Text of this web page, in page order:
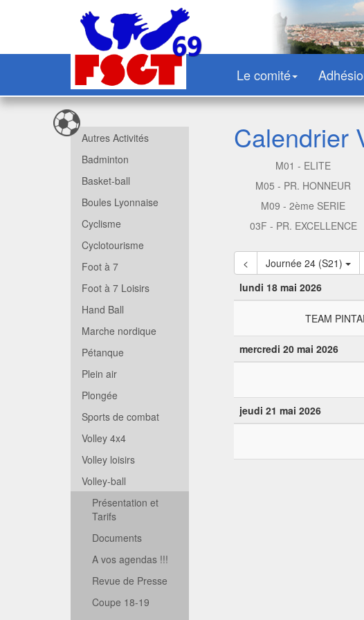
Le comité
Autres Activités
Badminton
Basket-ball
Boules Lyonnaise
Cyclisme
Cyclotourisme
Foot à 7
Foot à 7 Loisirs
Hand Ball
Marche nordique
Pétanque
Plein air
Plongée
Sports de combat
Volley 4x4
Volley loisirs
Volley-ball
Présentation et
Tarifs
Documents
A vos agendas !!!
Revue de Presse
Coupe 18-19
Calendrier
M01 - ELITE
M05 - PR. HONNEUR
M09 - 2ème SERIE
03F - PR. EXCELLENCE
< Journée 24 (S21)
lundi 18 mai 2026
TEAM
mercredi 20 mai 2026
jeudi 21 mai 2026